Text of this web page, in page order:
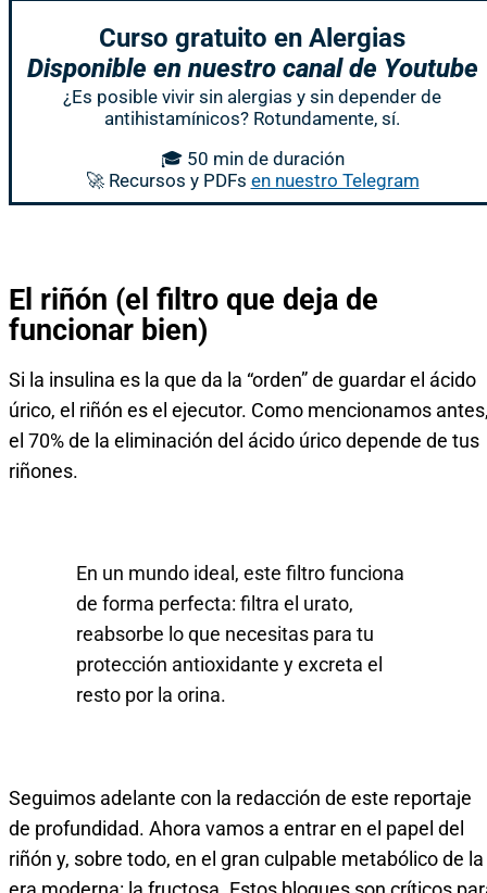
Curso gratuito en Alergias
Disponible en nuestro canal de Youtube
¿Es posible vivir sin alergias y sin depender de
antihistamínicos? Rotundamente, sí.
🎓 50 min de duración
🚀 Recursos y PDFs en nuestro Telegram
El riñón (el filtro que deja de
funcionar bien)
Si la insulina es la que da la “orden” de guardar el ácido
úrico, el riñón es el ejecutor. Como mencionamos
el 70% de la eliminación del ácido úrico depende de tus
riñones.
En un mundo ideal, este filtro funciona
de forma perfecta: filtra el urato,
reabsorbe lo que necesitas para tu
protección antioxidante y excreta el
resto por la orina.
Seguimos adelante con la redacción de este reportaje
de profundidad. Ahora vamos a entrar en el papel del
riñón y, sobre todo, en el gran culpable metabólico de la